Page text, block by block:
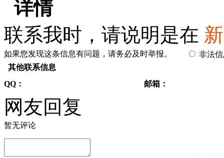
详情
联系我时，请说明是在
如果您发现这条信息有问题，请务必及时举报。
非法
其他联系信息
QQ：
邮箱：
网友回复
暂无评论